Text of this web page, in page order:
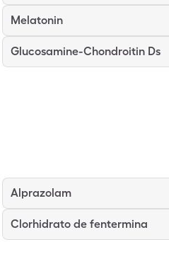
Melatonin
Glucosamine-Chondroitin Ds
Alprazolam
Clorhidrato de fentermina